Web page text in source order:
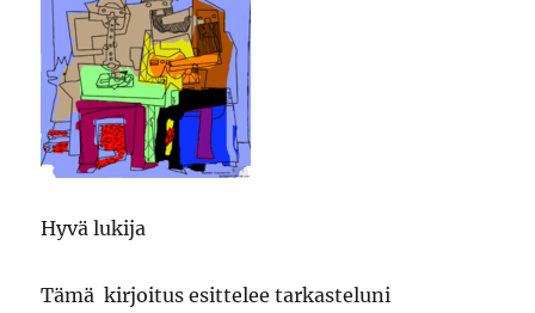
Hyvä lukija
Tämä kirjoitus esittelee tarkasteluni